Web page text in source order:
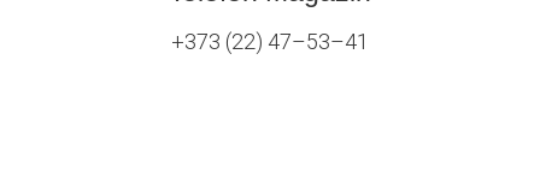
+373 (22) 47–53–41